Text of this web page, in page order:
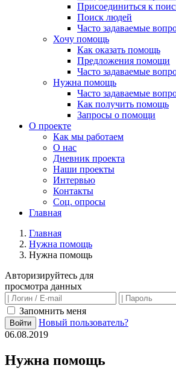
Присоединиться к
Поиск людей
Часто задаваемые
Хочу помощь
Как оказать помощь
Предложения помощи
Часто задаваемые
Нужна помощь
Часто задаваемые
Как получить помощь
Запросы о помощи
О проекте
Как мы работаем
О нас
Дневник проекта
Наши проекты
Интервью
Контакты
Соц. опросы
Главная
Главная
Нужна помощь
Нужна помощь
Авторизируйтесь для
просмотра данных
Запомнить меня
Войти
Новый пользователь?
06.08.2019
Нужна помощь